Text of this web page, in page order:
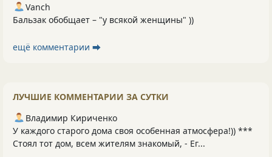
Vanch
Бальзак обобщает – "у всякой женщины" ))
ещё комментарии ⮕
ЛУЧШИЕ КОММЕНТАРИИ ЗА СУТКИ
Владимир Кириченко
У каждого старого дома своя особенная атмосфера!)) ***
Стоял тот дом, всем жителям знакомый, - Ег...